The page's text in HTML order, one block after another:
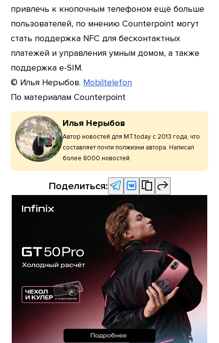
привлечь к кнопочным телефоном ещё больше
пользователей, по мнению Counterpoint могут
стать поддержка NFC для бесконтактных
платежей и управления умным домом, а также
поддержка e-SIM.
© Илья Нерыбов. Mobiltelefon
По материалам Counterpoint
Илья Нерыбов
Автор новостей для MT.today с 2013 года, что
составляет почти полжизни автора. Написал
более 8000 новостей.
Поделиться: